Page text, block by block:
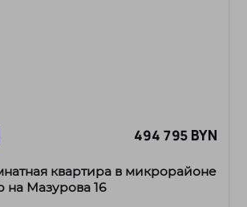
494 795 BYN
квартира в микрорайоне
Мазурова 16